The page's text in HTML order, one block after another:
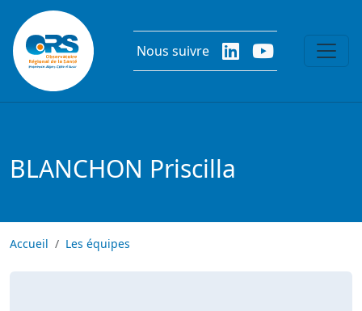
Aller au contenu principal
Nous suivre
BLANCHON Priscilla
Accueil Les équipes